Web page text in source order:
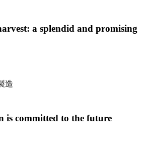
a splendid and promising
造
is committed to the future